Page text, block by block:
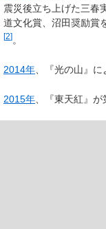
震災後立ち上げた三春
道文化賞、沼田奨励賞
[2]。
2014年 、『光の山』
2015年 、『東天紅』が